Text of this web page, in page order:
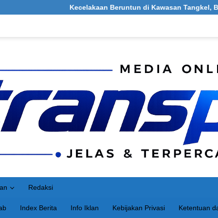
Kecelakaan Beruntun di Kawasan Tangkel, Burneh,
Redaksi
Index Berita Info Iklan Kebijakan Privasi Ketentuan